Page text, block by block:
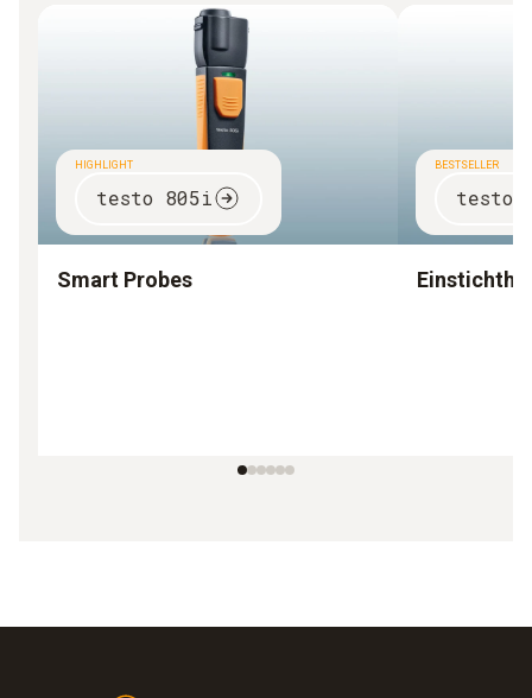
HIGHLIGHT
testo 805i
Smart Probes
BESTSELLER
testo